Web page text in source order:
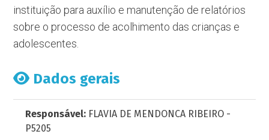
instituição para auxílio e manutenção de relatórios
sobre o processo de acolhimento das crianças e
adolescentes.
Dados gerais
Responsável: FLAVIA DE MENDONCA RIBEIRO -
P5205